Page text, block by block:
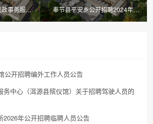
事务服务
奉节县平安乡公开招聘2024年公
益性岗位工作人员的招聘公告
公开招聘编外工作人员公告
务中心（洱源县殡仪馆）关于招聘驾驶人员的
2026年公开招聘临聘人员公告